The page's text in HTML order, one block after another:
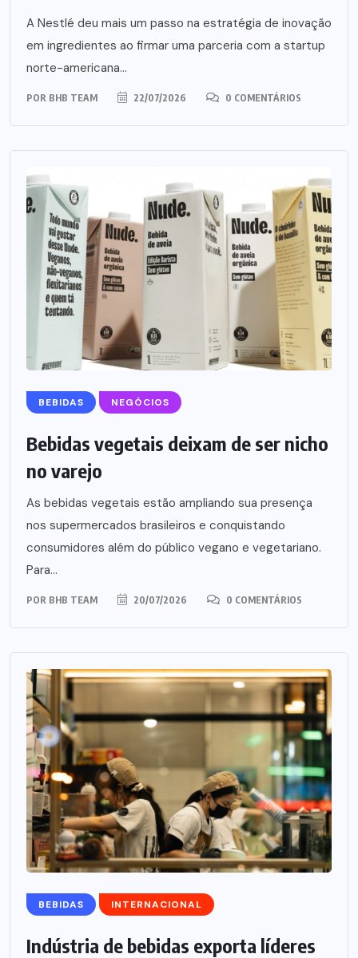
A Nestlé deu mais um passo na estratégia de inovação
em ingredientes ao firmar uma parceria com a startup
norte-americana...
POR BHB TEAM 22/07/2026 0 COMENTÁRIOS
BEBIDAS NEGÓCIOS
Bebidas vegetais deixam de ser nicho
no varejo
As bebidas vegetais estão ampliando sua presença
nos supermercados brasileiros e conquistando
consumidores além do público vegano e vegetariano.
Para...
POR BHB TEAM 20/07/2026 0 COMENTÁRIOS
BEBIDAS INTERNACIONAL
Indústria de bebidas exporta líderes